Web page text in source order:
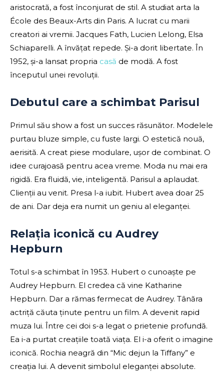
aristocrată, a fost înconjurat de stil. A studiat arta la
École des Beaux-Arts din Paris. A lucrat cu marii
creatori ai vremii. Jacques Fath, Lucien Lelong, Elsa
Schiaparelli. A învățat repede. Și-a dorit libertate. În
1952, și-a lansat propria casă de modă. A fost
începutul unei revoluții.
Debutul care a schimbat Parisul
Primul său show a fost un succes răsunător. Modelele
purtau bluze simple, cu fuste largi. O estetică nouă,
aerisită. A creat piese modulare, ușor de combinat. O
idee curajoasă pentru acea vreme. Moda nu mai era
rigidă. Era fluidă, vie, inteligentă. Parisul a aplaudat.
Clienții au venit. Presa l-a iubit. Hubert avea doar 25
de ani. Dar deja era numit un geniu al eleganței.
Relația iconică cu Audrey
Hepburn
Totul s-a schimbat în 1953. Hubert o cunoaște pe
Audrey Hepburn. El credea că vine Katharine
Hepburn. Dar a rămas fermecat de Audrey. Tânăra
actriță căuta ținute pentru un film. A devenit rapid
muza lui. Între cei doi s-a legat o prietenie profundă.
Ea i-a purtat creațiile toată viața. El i-a oferit o imagine
iconică. Rochia neagră din “Mic dejun la Tiffany” e
creația lui. A devenit simbolul eleganței absolute.